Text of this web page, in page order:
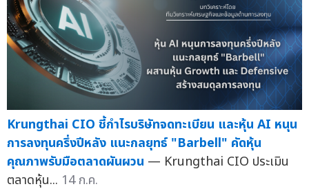
Krungthai CIO ชี้กำไรบริษัทจดทะเบียน และหุ้น AI หนุน
การลงทุนครึ่งปีหลัง แนะกลยุทธ์ "Barbell" คัดหุ้น
คุณภาพรับมือตลาดผันผวน — Krungthai CIO ประเมิน
ตลาดหุ้น... 14 ก.ค.